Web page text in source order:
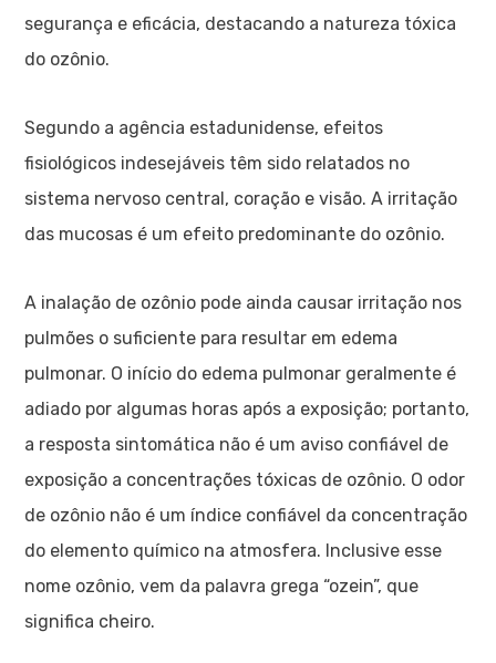
segurança e eficácia, destacando a natureza tóxica
do ozônio.
Segundo a agência estadunidense, efeitos
fisiológicos indesejáveis têm sido relatados no
sistema nervoso central, coração e visão. A irritação
das mucosas é um efeito predominante do ozônio.
A inalação de ozônio pode ainda causar irritação nos
pulmões o suficiente para resultar em edema
pulmonar. O início do edema pulmonar geralmente é
adiado por algumas horas após a exposição; portanto,
a resposta sintomática não é um aviso confiável de
exposição a concentrações tóxicas de ozônio. O odor
de ozônio não é um índice confiável da concentração
do elemento químico na atmosfera. Inclusive esse
nome ozônio, vem da palavra grega “ozein”, que
significa cheiro.